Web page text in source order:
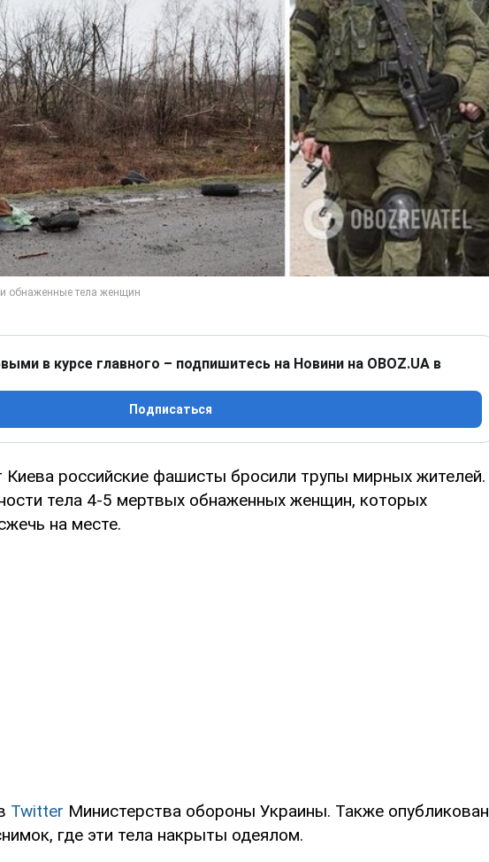
в курсе главного – подпишитесь на Новини на OBOZ.UA в
Подписаться
российские фашисты бросили трупы мирных жителей.
тела 4-5 мертвых обнаженных женщин, которых
на месте.
Twitter Министерства обороны Украины. Также опубликован
где эти тела накрыты одеялом.